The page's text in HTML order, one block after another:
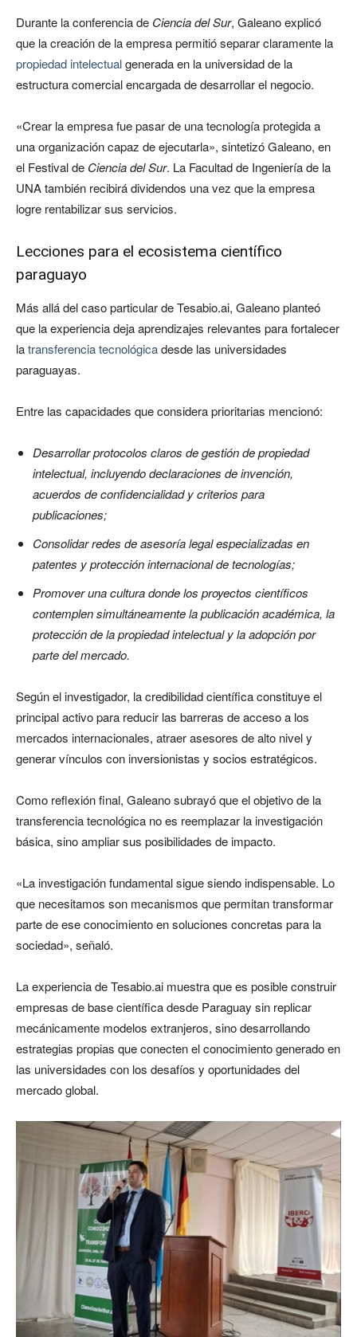
Durante la conferencia de Ciencia del Sur, Galeano explicó
que la creación de la empresa permitió separar claramente la
propiedad intelectualgenerada en la universidad de la
estructura comercial encargada de desarrollar el negocio.
«Crear la empresa fue pasar de una tecnología protegida a
una organización capaz de ejecutarla», sintetizó Galeano, en
el Festival de Ciencia del Sur. La Facultad de Ingeniería de la
UNA también recibirá dividendos una vez que la empresa
logre rentabilizar sus servicios.
Lecciones para el ecosistema científico
paraguayo
Más allá del caso particular de Tesabio.ai, Galeano planteó
que la experiencia deja aprendizajes relevantes para fortalecer
latransferencia tecnológicadesde las universidades
paraguayas.
Entre las capacidades que considera prioritarias mencionó:
Desarrollar protocolos claros de gestión de propiedad
intelectual, incluyendo declaraciones de invención,
acuerdos de confidencialidad y criterios para
publicaciones;
Consolidar redes de asesoría legal especializadas en
patentes y protección internacional de tecnologías;
Promover una cultura donde los proyectos científicos
contemplen simultáneamente la publicación académica, la
protección de la propiedad intelectual y la adopción por
parte del mercado.
Según el investigador, la credibilidad científica constituye el
principal activo para reducir las barreras de acceso a los
mercados internacionales, atraer asesores de alto nivel y
generar vínculos con inversionistas y socios estratégicos.
Como reflexión final, Galeano subrayó que el objetivo de la
transferencia tecnológica no es reemplazar la investigación
básica, sino ampliar sus posibilidades de impacto.
«La investigación fundamental sigue siendo indispensable. Lo
que necesitamos son mecanismos que permitan transformar
parte de ese conocimiento en soluciones concretas para la
sociedad», señaló.
La experiencia de Tesabio.ai muestra que es posible construir
empresas de base científica desde Paraguay sin replicar
mecánicamente modelos extranjeros, sino desarrollando
estrategias propias que conecten el conocimiento generado en
las universidades con los desafíos y oportunidades del
mercado global.